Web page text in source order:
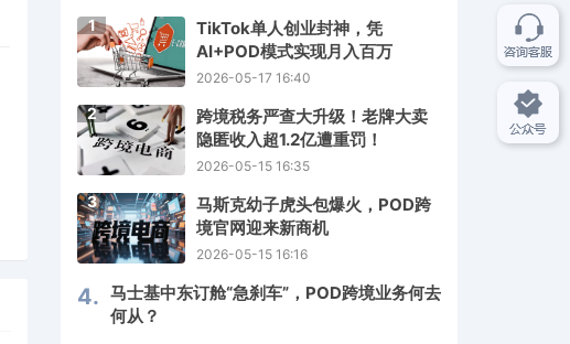
1
TikTok单人创业封神，凭
AI+POD模式实现月入百万
2026-05-17 16:40
2
跨境税务严查大升级！老牌大卖
隐匿收入超1.2亿遭重罚！
2026-05-15 16:35
3
马斯克幼子虎头包爆火，POD跨
境官网迎来新商机
2026-05-15 16:16
4. 马士基中东订舱“急刹车”，POD跨境业务何去
何从？